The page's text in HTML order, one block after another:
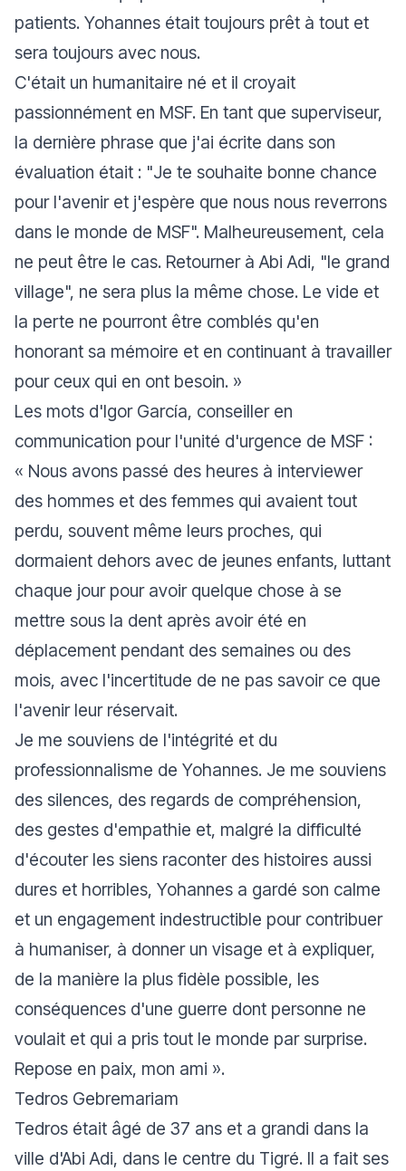
patients. Yohannes était toujours prêt à tout et
sera toujours avec nous.
C'était un humanitaire né et il croyait
passionnément en MSF. En tant que superviseur,
la dernière phrase que j'ai écrite dans son
évaluation était : "Je te souhaite bonne chance
pour l'avenir et j'espère que nous nous reverrons
dans le monde de MSF". Malheureusement, cela
ne peut être le cas. Retourner à Abi Adi, "le grand
village", ne sera plus la même chose. Le vide et
la perte ne pourront être comblés qu'en
honorant sa mémoire et en continuant à travailler
pour ceux qui en ont besoin. »
Les mots d'Igor García, conseiller en
communication pour l'unité d'urgence de MSF :
« Nous avons passé des heures à interviewer
des hommes et des femmes qui avaient tout
perdu, souvent même leurs proches, qui
dormaient dehors avec de jeunes enfants, luttant
chaque jour pour avoir quelque chose à se
mettre sous la dent après avoir été en
déplacement pendant des semaines ou des
mois, avec l'incertitude de ne pas savoir ce que
l'avenir leur réservait.
Je me souviens de l'intégrité et du
professionnalisme de Yohannes. Je me souviens
des silences, des regards de compréhension,
des gestes d'empathie et, malgré la difficulté
d'écouter les siens raconter des histoires aussi
dures et horribles, Yohannes a gardé son calme
et un engagement indestructible pour contribuer
à humaniser, à donner un visage et à expliquer,
de la manière la plus fidèle possible, les
conséquences d'une guerre dont personne ne
voulait et qui a pris tout le monde par surprise.
Repose en paix, mon ami ».
Tedros Gebremariam
Tedros était âgé de 37 ans et a grandi dans la
ville d'Abi Adi, dans le centre du Tigré. Il a fait ses